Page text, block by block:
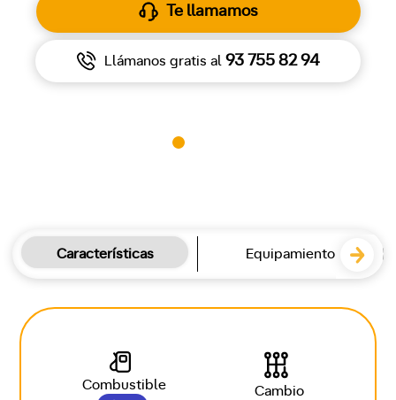
Te llamamos
Llámanos gratis al 93 755 82 94
Características Equipamiento
Combustible
Cambio